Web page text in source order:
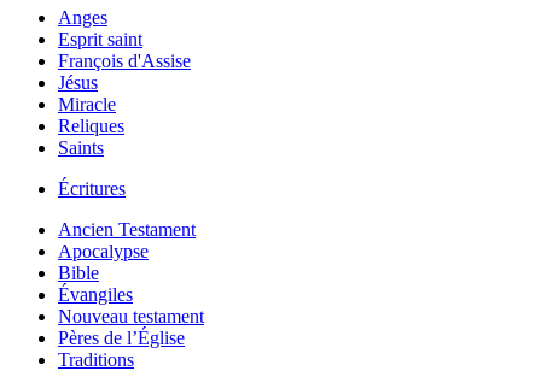
Anges
Esprit saint
François d'Assise
Jésus
Miracle
Reliques
Saints
Écritures
Ancien Testament
Apocalypse
Bible
Évangiles
Nouveau testament
Pères de l’Église
Traditions